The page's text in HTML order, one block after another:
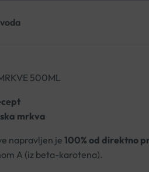
500ML
mrkva
napravljen je 100% od direktno
A (iz beta-karotena).